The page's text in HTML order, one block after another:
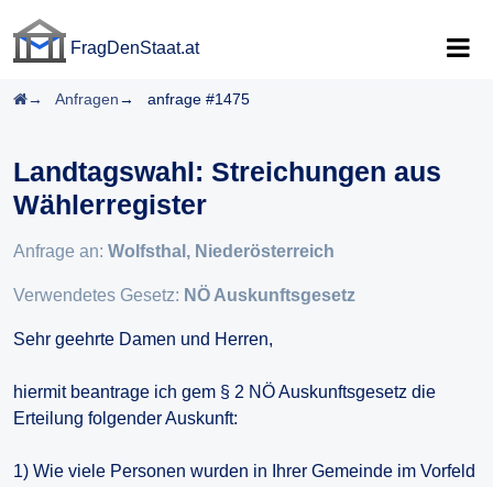
FragDenStaat.at
Startseite
Anfragen anfrage #1475
Landtagswahl: Streichungen aus
Wählerregister
Anfrage an: Wolfsthal, Niederösterreich
Verwendetes Gesetz: NÖ Auskunftsgesetz
Sehr geehrte Damen und Herren,
hiermit beantrage ich gem § 2 NÖ Auskunftsgesetz die
Erteilung folgender Auskunft:
1) Wie viele Personen wurden in Ihrer Gemeinde im Vorfeld